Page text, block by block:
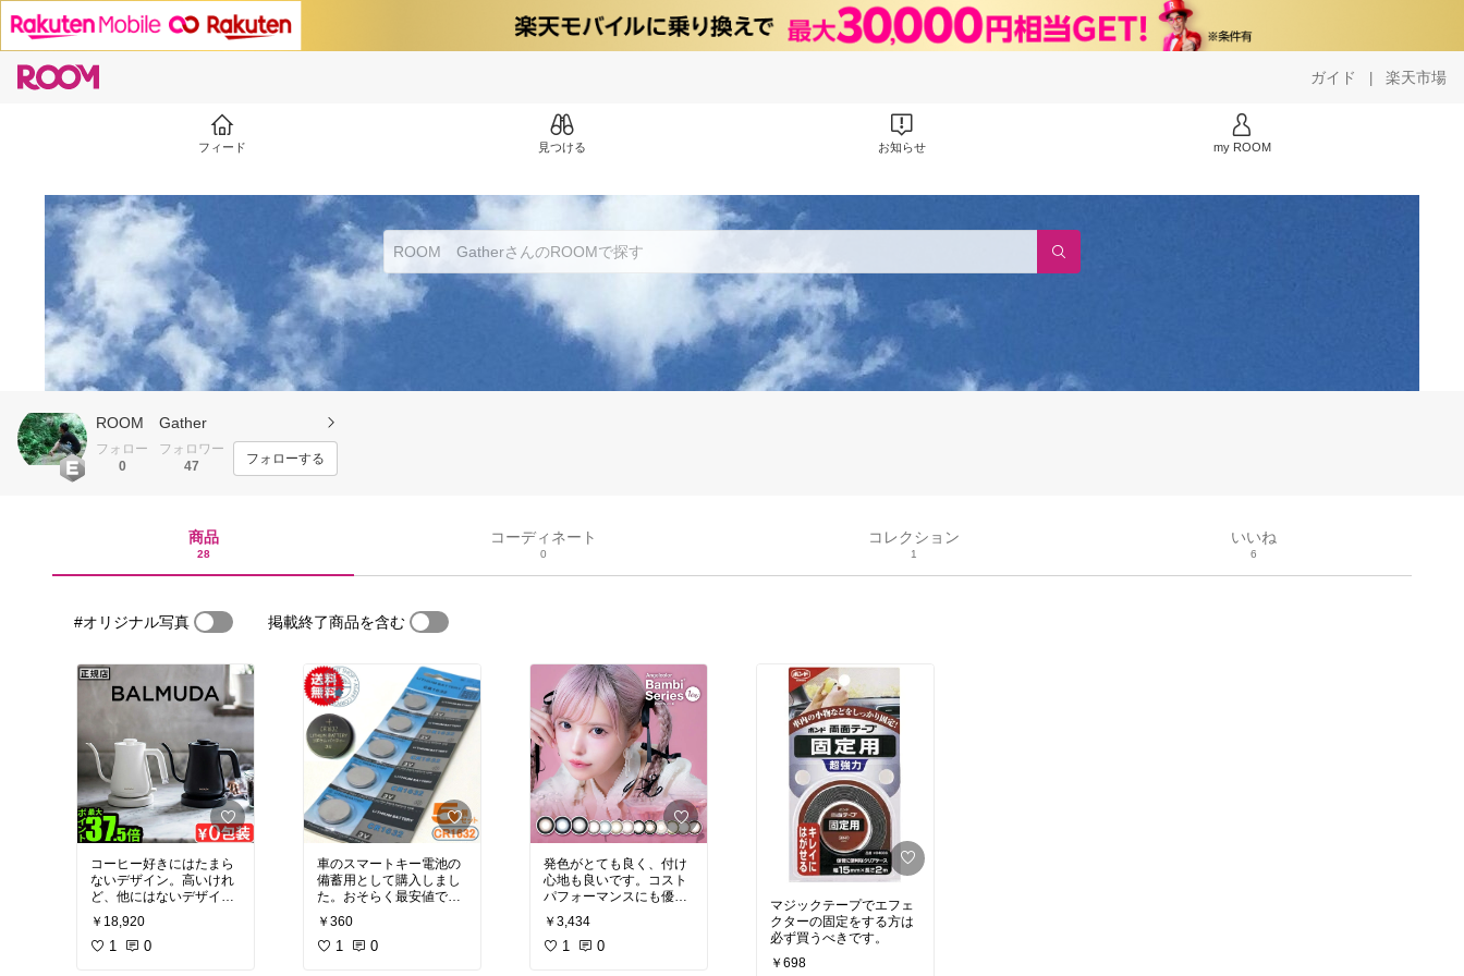
ガイド | 楽天市場
フィード 見つける お知らせ my ROOM
ROOM Gather
フォロー
0
フォロワー
47
フォローする
商品
28
コーディネート
0
コレクション
1
いいね
6
#オリジナル写真 掲載終了商品を含む
コーヒー好きにはたまら
ないデザイン。高いけれ
ど、他にはないデザイン
ですよね。
￥18,920
1 0
車のスマートキー電池の
備蓄用として購入しまし
た。おそらく最安値で
す。
￥360
1 0
発色がとても良く、付け
心地も良いです。コスト
パフォーマンスにも優れ
ていると思います。
￥3,434
1 0
マジックテープでエフェ
クターの固定をする方は
必ず買うべきです。
￥698